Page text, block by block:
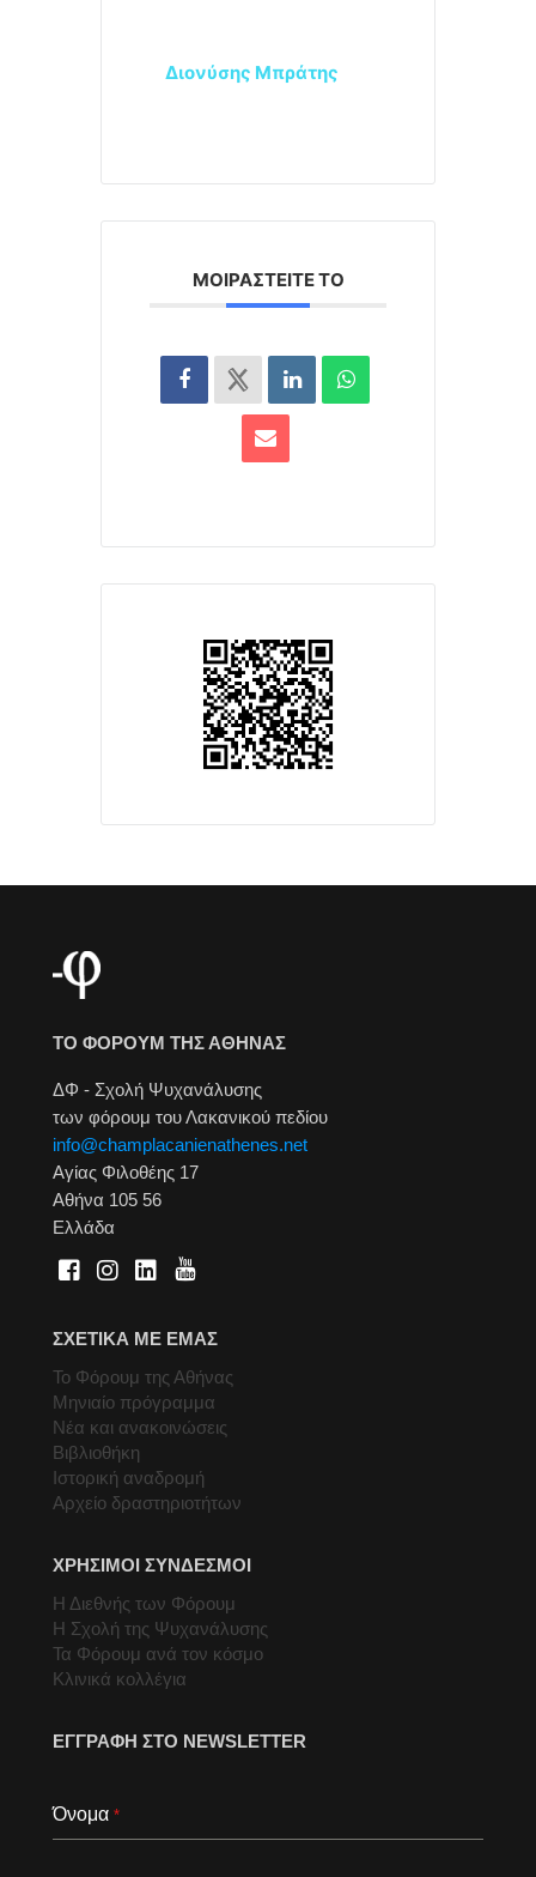
Διονύσης Μπράτης
ΜΟΙΡΑΣΤΕΊΤΕ ΤΟ
ΤΟ ΦΟΡΟΥΜ ΤΗΣ ΑΘΗΝΑΣ
ΔΦ - Σχολή Ψυχανάλυσης
των φόρουμ του Λακανικού πεδίου
info@champlacanienathenes.net
Αγίας Φιλοθέης 17
Αθήνα 105 56
Ελλάδα
ΣΧΕΤΙΚΑ ΜΕ ΕΜΑΣ
Το Φόρουμ της Αθήνας
Μηνιαίο πρόγραμμα
Νέα και ανακοινώσεις
Βιβλιοθήκη
Ιστορική αναδρομή
Αρχείο δραστηριοτήτων
ΧΡΗΣΙΜΟΙ ΣΥΝΔΕΣΜΟΙ
Η Διεθνής των Φόρουμ
Η Σχολή της Ψυχανάλυσης
Τα Φόρουμ ανά τον κόσμο
Κλινικά κολλέγια
ΕΓΓΡΑΦΗ ΣΤΟ NEWSLETTER
Όνομα *